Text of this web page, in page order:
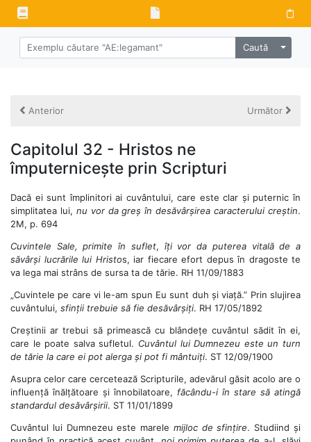
Caută Alege
Anterior Următor
Capitolul 32 - Hristos ne
împuternicește prin Scripturi
Dacă ei sunt împlinitori ai cuvântului, care este clar și puternic în
simplitatea lui, nu vor da greș în desăvârșirea caracterului creștin.
2M, p. 694
Cuvintele Sale, primite în suflet, îți vor da puterea vitală de a
săvârși lucrările lui Hristos, iar fiecare efort depus în dragoste te
va lega mai strâns de sursa ta de tărie. RH 11/09/1883
„Cuvintele pe care vi le-am spun Eu sunt duh și viață.” Prin slujirea
cuvântului, sfinții trebuie să fie desăvârșiți. RH 17/05/1892
Creștinii ar trebui să primească cu blândețe cuvântul sădit în ei,
care le poate salva sufletul. Cuvântul lui Dumnezeu este un turn
de tărie la care ei pot alerga și pot fi mântuiți. ST 12/09/1900
Asupra celor care cercetează Scripturile, adevărul găsit acolo are o
influență înălțătoare și înnobilatoare, făcându-i în stare să atingă
standardul desăvârșirii. ST 11/01/1899
Cuvântul lui Dumnezeu este marele mijloc de sfințire. Studiind și